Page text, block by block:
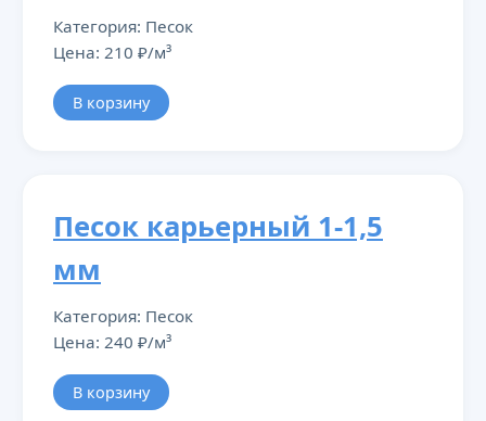
Категория: Песок
Цена: 210 ₽/м³
В корзину
Песок карьерный 1-1,5
мм
Категория: Песок
Цена: 240 ₽/м³
В корзину